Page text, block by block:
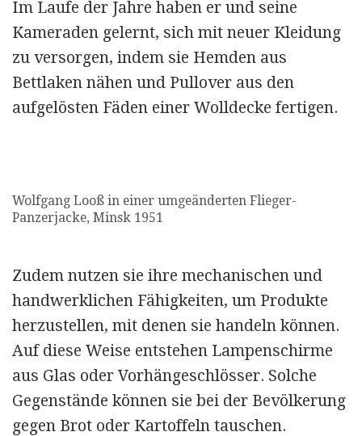
Im Laufe der Jahre haben er und seine
Kameraden gelernt, sich mit neuer Kleidung
zu versorgen, indem sie Hemden aus
Bettlaken nähen und Pullover aus den
aufgelösten Fäden einer Wolldecke fertigen.
Wolfgang Looß in einer umgeänderten Flieger-
Panzerjacke, Minsk 1951
Zudem nutzen sie ihre mechanischen und
handwerklichen Fähig­keiten, um Produkte
herzustellen, mit denen sie handeln können.
Auf diese Weise entstehen Lampenschirme
aus Glas oder Vorhänge­schlösser. Solche
Gegenstände können sie bei der Bevölkerung
gegen Brot oder Kartoffeln tauschen.